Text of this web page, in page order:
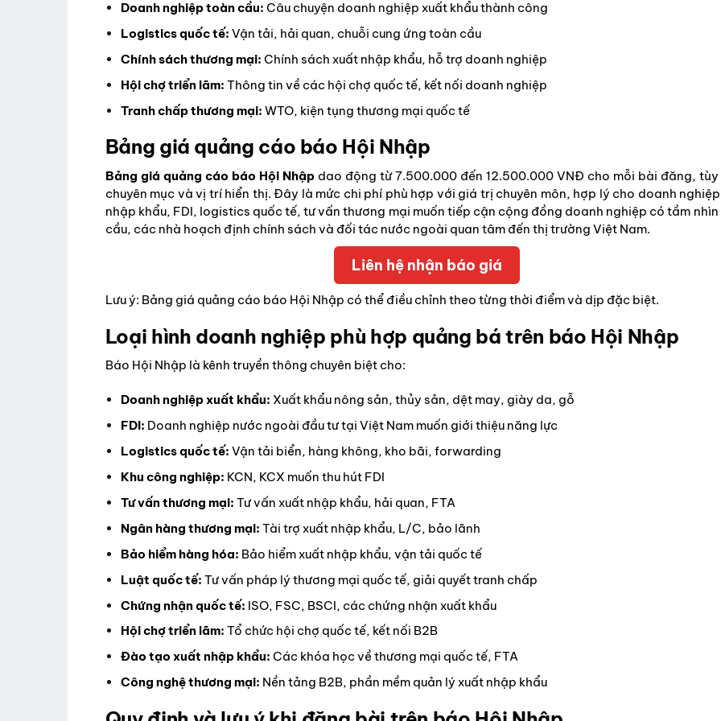
Doanh nghiệp toàn cầu: Câu chuyện doanh nghiệp xuất khẩu thành công
Logistics quốc tế: Vận tải, hải quan, chuỗi cung ứng toàn cầu
Chính sách thương mại: Chính sách xuất nhập khẩu, hỗ trợ doanh nghiệp
Hội chợ triển lãm: Thông tin về các hội chợ quốc tế, kết nối doanh nghiệp
Tranh chấp thương mại: WTO, kiện tụng thương mại quốc tế
Bảng giá quảng cáo báo Hội Nhập
Bảng giá quảng cáo báo Hội Nhậpdao động từ 7.500.000 đến 12.500.000 VNĐ cho mỗi bài đăng, tùy
chuyên mục và vị trí hiển thị. Đây là mức chi phí phù hợp với giá trị chuyên môn, hợp lý cho doanh
nhập khẩu, FDI, logistics quốc tế, tư vấn thương mại muốn tiếp cận cộng đồng doanh nghiệp có tầm
cầu, các nhà hoạch định chính sách và đối tác nước ngoài quan tâm đến thị trường Việt Nam.
Liên hệ nhận báo giá
Lưu ý: Bảng giá quảng cáo báo Hội Nhập có thể điều chỉnh theo từng thời điểm và dịp đặc biệt.
Loại hình doanh nghiệp phù hợp quảng bá trên báo Hội Nhập
Báo Hội Nhập là kênh truyền thông chuyên biệt cho:
Doanh nghiệp xuất khẩu: Xuất khẩu nông sản, thủy sản, dệt may, giày da, gỗ
FDI: Doanh nghiệp nước ngoài đầu tư tại Việt Nam muốn giới thiệu năng lực
Logistics quốc tế: Vận tải biển, hàng không, kho bãi, forwarding
Khu công nghiệp: KCN, KCX muốn thu hút FDI
Tư vấn thương mại: Tư vấn xuất nhập khẩu, hải quan, FTA
Ngân hàng thương mại: Tài trợ xuất nhập khẩu, L/C, bảo lãnh
Bảo hiểm hàng hóa: Bảo hiểm xuất nhập khẩu, vận tải quốc tế
Luật quốc tế: Tư vấn pháp lý thương mại quốc tế, giải quyết tranh chấp
Chứng nhận quốc tế: ISO, FSC, BSCI, các chứng nhận xuất khẩu
Hội chợ triển lãm: Tổ chức hội chợ quốc tế, kết nối B2B
Đào tạo xuất nhập khẩu: Các khóa học về thương mại quốc tế, FTA
Công nghệ thương mại: Nền tảng B2B, phần mềm quản lý xuất nhập khẩu